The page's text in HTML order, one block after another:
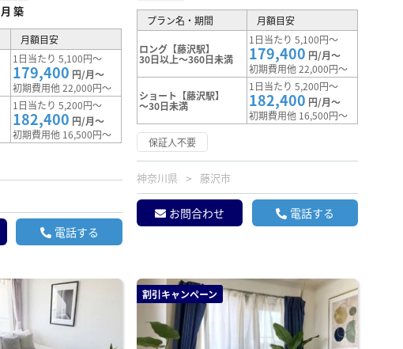
築
月額目安
1日当たり 5,100円～
179,400 円/月～
初期費用他 22,000円～
1日当たり 5,200円～
182,400 円/月～
初期費用他 16,500円～
電話する
プラン名・期間 月額目安
ロング【藤沢駅】
30日以上～360日未満
1日当たり 5,100円～
179,400 円/月～
初期費用他 22,000円～
ショート【藤沢駅】
～30日未満
1日当たり 5,200円～
182,400 円/月～
初期費用他 16,500円～
保証人不要
神奈川県 藤沢市
お問合わせ 電話する
割引キャンペーン